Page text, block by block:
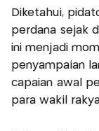
Diketahui,
perdana sejak
ini menjadi
penyampaian
capaian awal
para wakil